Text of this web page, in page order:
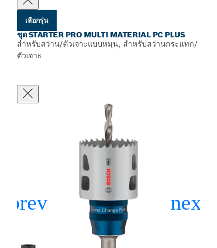
เลือกรุ่น
ชุด STARTER PRO MULTI MATERIAL PC PLUS
สำหรับสว่าน/ตัวเจาะแบบหมุน, สำหรับสว่านกระแทก/
ตัวเจาะ